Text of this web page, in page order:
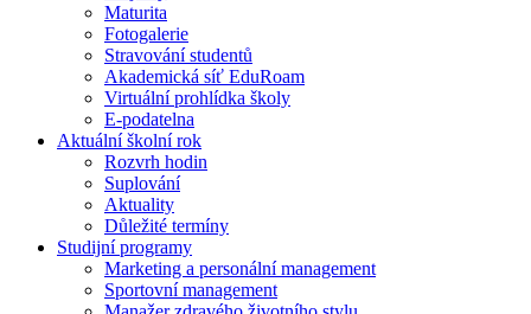
Maturita
Fotogalerie
Stravování studentů
Akademická síť EduRoam
Virtuální prohlídka školy
E-podatelna
Aktuální školní rok
Rozvrh hodin
Suplování
Aktuality
Důležité termíny
Studijní programy
Marketing a personální management
Sportovní management